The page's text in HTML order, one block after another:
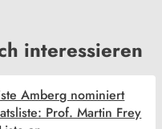
interessieren
Amberg nominiert
Prof. Martin Frey